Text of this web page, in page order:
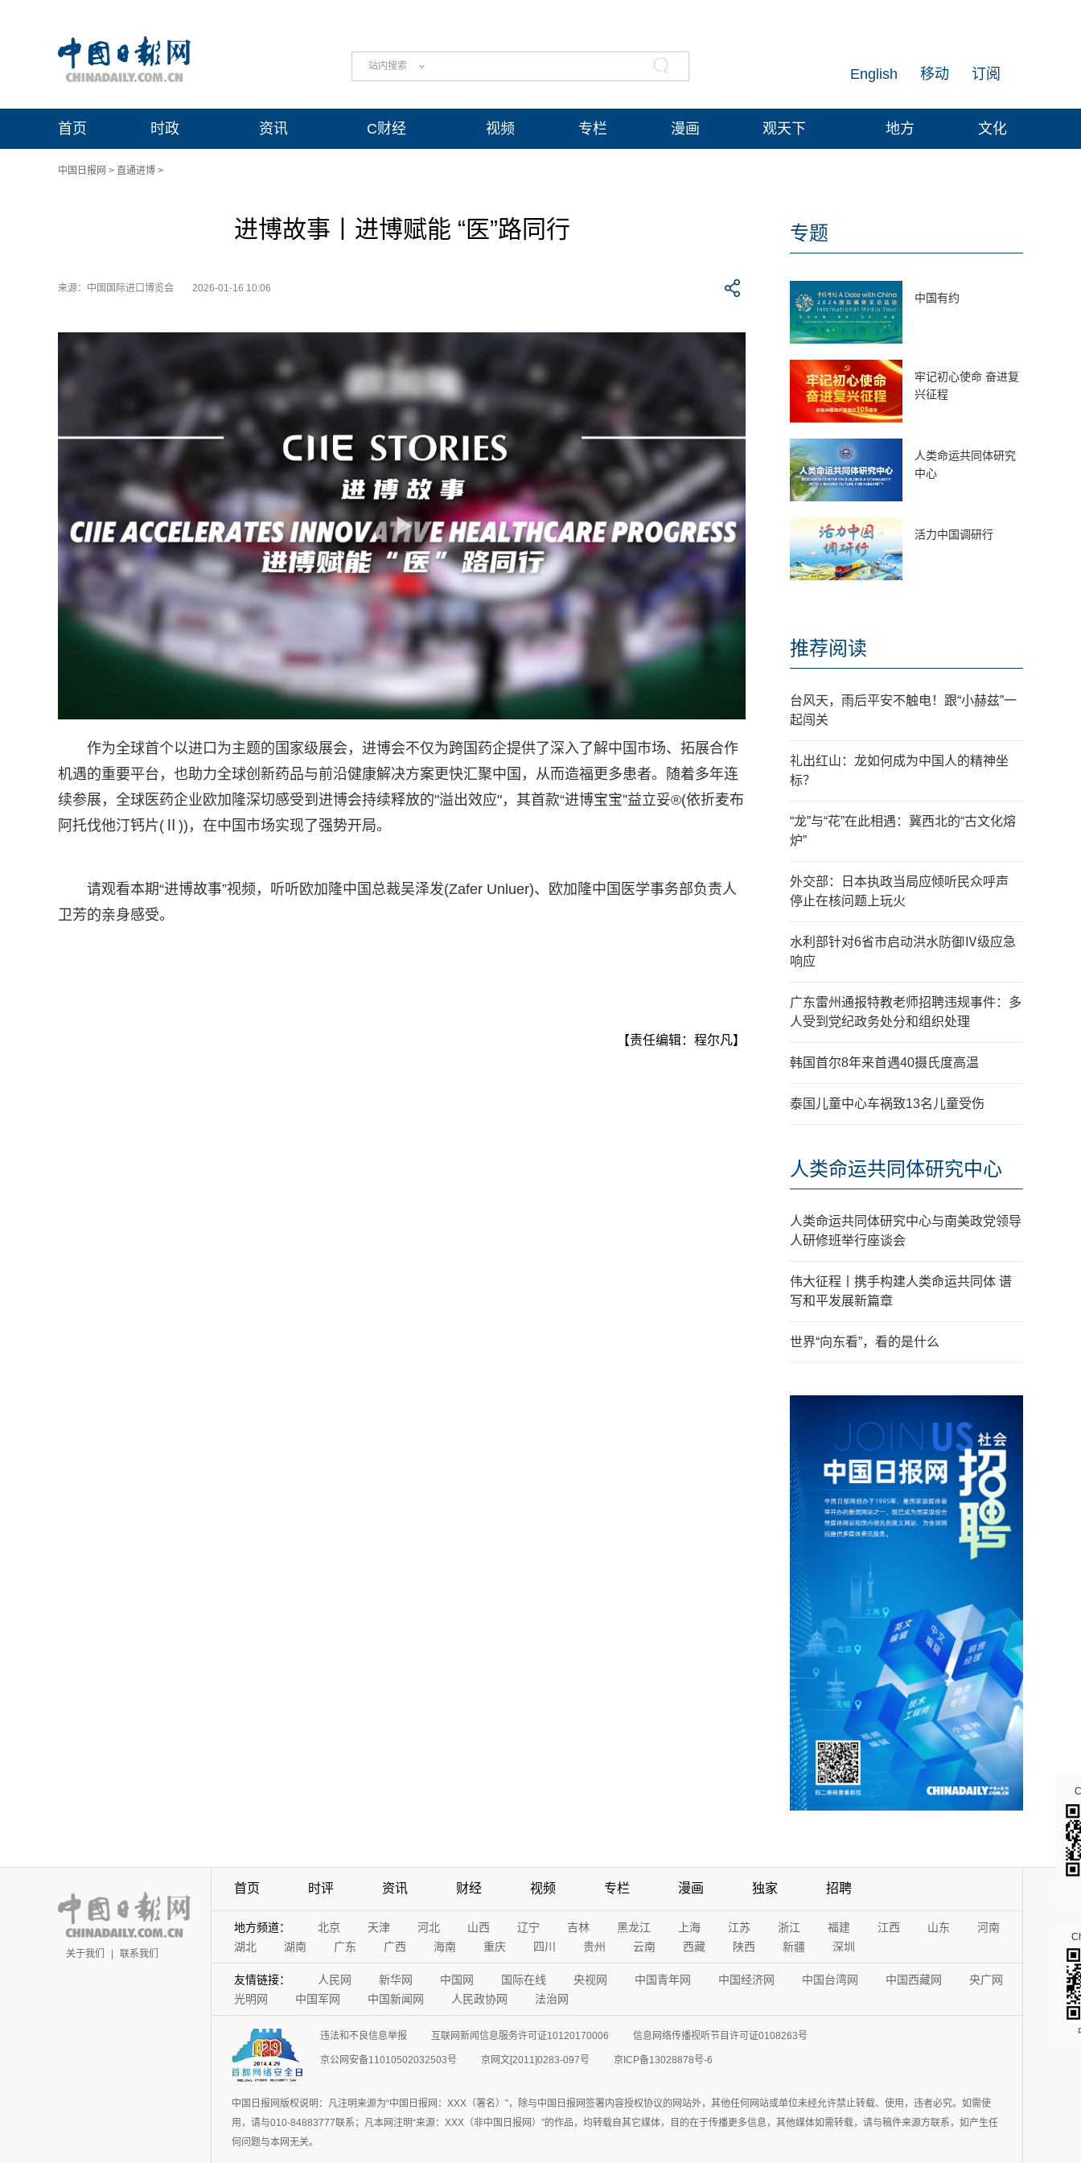
站内搜索 订阅
移动
English
首页 时政 资讯 C财经 视频 专栏 漫画 观天下 地方 文化
中国日报网 > 直通进博 >
进博故事丨进博赋能 “医”路同行
来源：中国国际进口博览会 2026-01-16 10:06
作为全球首个以进口为主题的国家级展会，进博会不仅为跨国药企提供了深入了解中国市场、拓展合作
机遇的重要平台，也助力全球创新药品与前沿健康解决方案更快汇聚中国，从而造福更多患者。随着多年连
续参展，全球医药企业欧加隆深切感受到进博会持续释放的"溢出效应"，其首款“进博宝宝”益立妥®(依折麦布
阿托伐他汀钙片(Ⅱ))，在中国市场实现了强势开局。
请观看本期“进博故事”视频，听听欧加隆中国总裁吴泽发(Zafer Unluer)、欧加隆中国医学事务部负责人
卫芳的亲身感受。
【责任编辑：程尔凡】
专题
中国有约
牢记初心使命 奋进复
兴征程
人类命运共同体研究
中心
活力中国调研行
推荐阅读
台风天，雨后平安不触电！跟“小赫兹”一
起闯关
礼出红山：龙如何成为中国人的精神坐
标？
“龙”与“花”在此相遇：冀西北的“古文化熔
炉”
外交部：日本执政当局应倾听民众呼声
停止在核问题上玩火
水利部针对6省市启动洪水防御Ⅳ级应急
响应
广东雷州通报特教老师招聘违规事件：多
人受到党纪政务处分和组织处理
韩国首尔8年来首遇40摄氏度高温
泰国儿童中心车祸致13名儿童受伤
人类命运共同体研究中心
人类命运共同体研究中心与南美政党领导
人研修班举行座谈会
伟大征程丨携手构建人类命运共同体 谱
写和平发展新篇章
世界“向东看”，看的是什么
关于我们 | 联系我们
首页 时评 资讯 财经 视频 专栏 漫画 独家 招聘
地方频道： 北京 天津 河北 山西 辽宁 吉林 黑龙江 上海 江苏 浙江 福建 江西 山东
河南
湖北
湖南 广东 广西 海南 重庆 四川 贵州 云南 西藏 陕西 新疆 深圳
友情链接： 人民网 新华网 中国网 国际在线 央视网 中国青年网 中国经济网 中国台湾网 中国西藏网
央广网
光明网
中国军网 中国新闻网 人民政协网 法治网
违法和不良信息举报 互联网新闻信息服务许可证10120170006 信息网络传播视听节目许可证0108263号
京公网安备11010502032503号 京网文[2011]0283-097号 京ICP备13028878号-6
中国日报网版权说明：凡注明来源为“中国日报网：XXX（署名）”，除与中国日报网签署内容授权协议的网站外，其他任何网站或单位未经允许禁止转载、使用，违者必究。如需使
用，请与010-84883777联系；凡本网注明“来源：XXX（非中国日报网）”的作品，均转载自其它媒体，目的在于传播更多信息，其他媒体如需转载，请与稿件来源方联系，如产生任
何问题与本网无关。